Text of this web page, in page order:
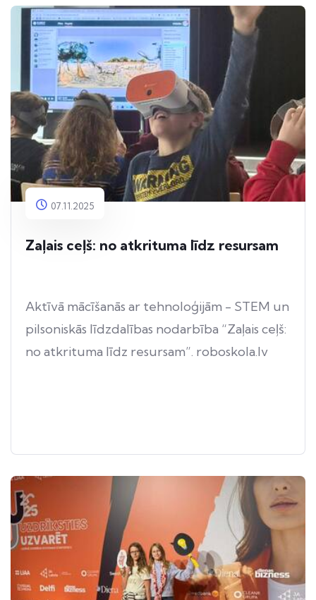
07.11.2025
Zaļais ceļš: no atkrituma līdz resursam
Aktīvā mācīšanās ar tehnoloģijām - STEM un
pilsoniskās līdzdalības nodarbība “Zaļais ceļš:
no atkrituma līdz resursam”. roboskola.lv